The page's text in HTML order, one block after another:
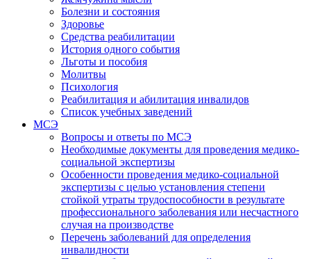
Болезни и состояния
Здоровье
Средства реабилитации
История одного события
Льготы и пособия
Молитвы
Психология
Реабилитация и абилитация инвалидов
Список учебных заведений
МСЭ
Вопросы и ответы по МСЭ
Необходимые документы для проведения медико-
социальной экспертизы
Особенности проведения медико-социальной
экспертизы с целью установления степени
стойкой утраты трудоспособности в результате
профессионального заболевания или несчастного
случая на производстве
Перечень заболеваний для определения
инвалидности